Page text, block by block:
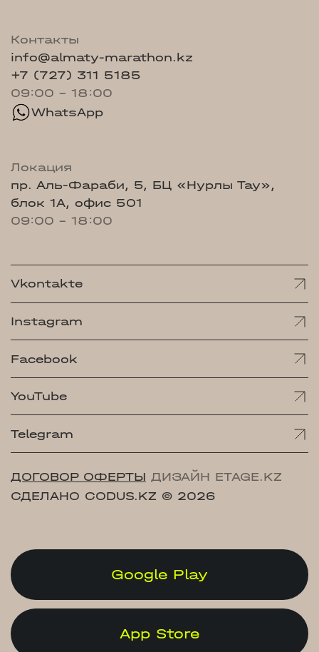
Контакты
info@almaty-marathon.kz
+7 (727) 311 5185
09:00 - 18:00
WhatsApp
Локация
пр. Аль-Фараби, 5, БЦ «Нурлы Тау»,
блок 1А, офис 501
09:00 - 18:00
Vkontakte
Instagram
Facebook
YouTube
Telegram
ДОГОВОР ОФЕРТЫ ДИЗАЙН ETAGE.KZ
СДЕЛАНО CODUS.KZ © 2026
Google Play
App Store